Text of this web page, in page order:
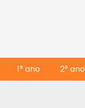
1° ano 2° ano